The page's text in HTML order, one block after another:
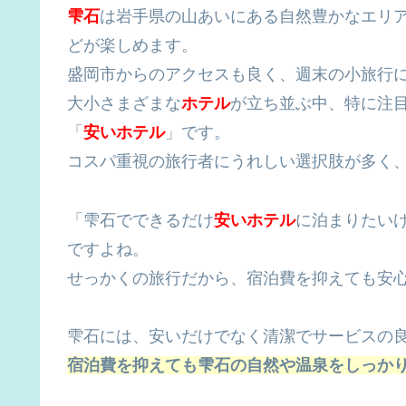
雫石は岩手県の山あいにある自然豊かなエリ
どが楽しめます。
盛岡市からのアクセスも良く、週末の小旅行
大小さまざまなホテルが立ち並ぶ中、特に注
「 安いホテル」です。
コスパ重視の旅行者にうれしい選択肢が多く
「雫石でできるだけ安いホテルに泊まりたい
ですよね。
せっかくの旅行だから、宿泊費を抑えても安
雫石には、安いだけでなく清潔でサービスの
宿泊費を抑えても雫石の自然や温泉をしっか